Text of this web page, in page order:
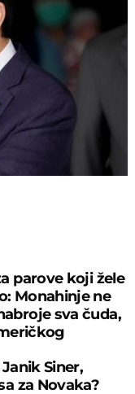
parove koji žele
Monahinje ne
sva čuda,
Siner,
za Novaka?